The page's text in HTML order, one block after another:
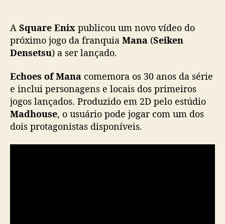
a
m
r
a
c
e
A Square Enix publicou um novo vídeo do
próximo jogo da franquia Mana (Seiken
Densetsu) a ser lançado.
Echoes of Mana comemora os 30 anos da série
e inclui personagens e locais dos primeiros
jogos lançados. Produzido em 2D pelo estúdio
Madhouse, o usuário pode jogar com um dos
dois protagonistas disponíveis.